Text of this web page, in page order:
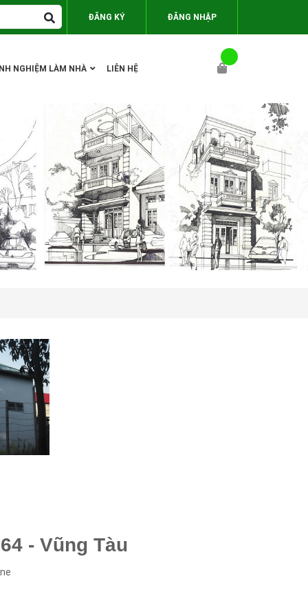
ĐĂNG KÝ ĐĂNG NHẬP
NGHIỆM LÀM NHÀ LIÊN HỆ
- Vũng Tàu